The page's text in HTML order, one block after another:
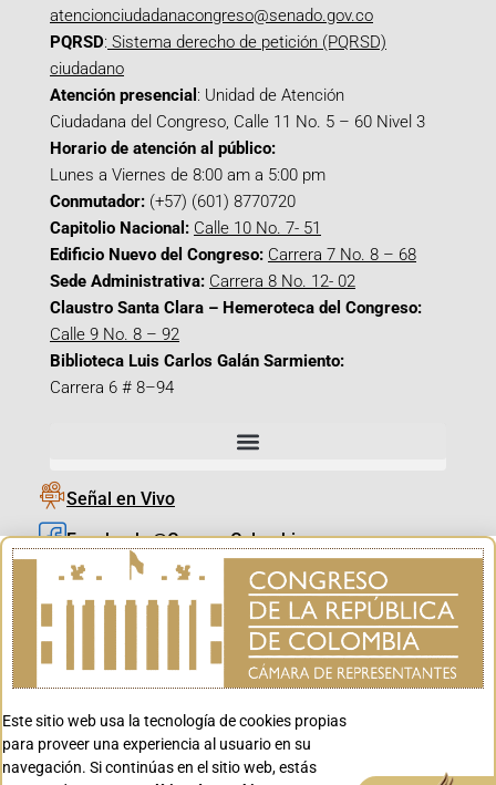
atencionciudadanacongreso@senado.gov.co
PQRSD: Sistema derecho de petición (PQRSD)
ciudadano
Atención presencial : Unidad de Atención
Ciudadana del Congreso, Calle 11 No. 5 – 60 Nivel 3
Horario de atención al público:
Lunes a Viernes de 8:00 am a 5:00 pm
Conmutador: (+57) (601) 8770720
Capitolio Nacional: Calle 10 No. 7- 51
Edificio Nuevo del Congreso: Carrera 7 No. 8 – 68
Sede Administrativa: Carrera 8 No. 12- 02
Claustro Santa Clara – Hemeroteca del Congreso:
Calle 9 No. 8 – 92
Biblioteca Luis Carlos Galán Sarmiento:
Carrera 6 # 8–94
Señal en Vivo
Facebook_@CamaraColombia
Instagram_@CamaraColombia
X_@CamaraColombia
Youtube_@CamaraColombia
Youtube_@CanalCongreso
Este sitio web usa la tecnología de cookies propias
para proveer una experiencia al usuario en su
navegación. Si continúas en el sitio web, estás